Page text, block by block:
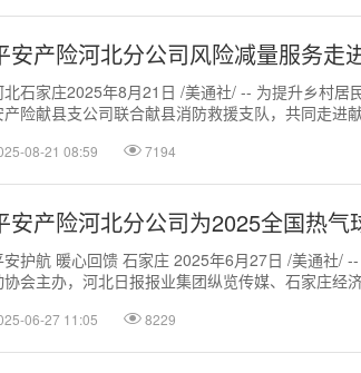
安产险河北分公司风险减量服务走
北石家庄2025年8月21日 /美通社/ -- 为提升乡村居
产险献县支公司联合献县消防救援支队，共同走进
08-21 08:59 7194
安产险河北分公司为2025全国热气
安护航 暖心回馈 石家庄 2025年6月27日 /美通社/
协会主办，河北日报报业集团纵览传媒、石家庄经
06-27 11:05 8229